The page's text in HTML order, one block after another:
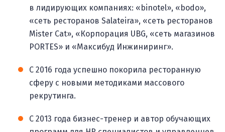
в лидирующих компаниях: «binotel», «bodo»,
«сеть ресторанов Salateira», «сеть ресторанов
Mister Cat», «Корпорация UBG, «сеть магазинов
PORTES» и «Максибуд Инжиниринг».
С 2016 года успешно покорила ресторанную
сферу с новыми методиками массового
рекрутинга.
С 2013 года бизнес-тренер и автор обучающих